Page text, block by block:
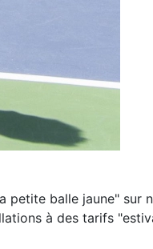
petite balle jaune" sur
à des tarifs